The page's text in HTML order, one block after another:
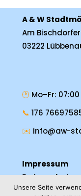
A & W
Am Bischdorfer
03222
🕐 Mo–Fr:
📞 176
✉️ info@aw-
Impressum
Datenschutz
Unsere Seite